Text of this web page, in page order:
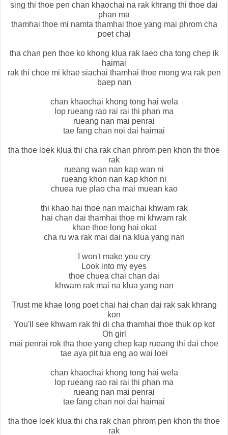
sing thi thoe pen chan khaochai na rak khrang thi thoe dai
phan ma
thamhai thoe mi namta thamhai thoe yang mai phrom cha
poet chai
tha chan pen thoe ko khong klua rak laeo cha tong chep ik
haimai
rak thi choe mi khae siachai thamhai thoe mong wa rak pen
baep nan
chan khaochai khong tong hai wela
lop rueang rao rai rai thi phan ma
rueang nan mai penrai
tae fang chan noi dai haimai
tha thoe loek klua thi cha rak chan phrom pen khon thi thoe
rak
rueang wan nan kap wan ni
rueang khon nan kap khon ni
chuea rue plao cha mai muean kao
thi khao hai thoe nan maichai khwam rak
hai chan dai thamhai thoe mi khwam rak
khae thoe long hai okat
cha ru wa rak mai dai na klua yang nan
I won't make you cry
Look into my eyes
thoe chuea chai chan dai
khwam rak mai na klua yang nan
Trust me khae long poet chai hai chan dai rak sak khrang
kon
You'll see khwam rak thi di cha thamhai thoe thuk op kot
Oh girl
mai penrai rok tha thoe yang chep kap rueang thi dai choe
tae aya pit tua eng ao wai loei
chan khaochai khong tong hai wela
lop rueang rao rai rai thi phan ma
rueang nan mai penrai
tae fang chan noi dai haimai
tha thoe loek klua thi cha rak chan phrom pen khon thi thoe
rak